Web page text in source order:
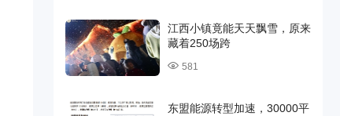
江西小镇竟能天天飘雪，原来
藏着250场跨
581
东盟能源转型加速，30000平